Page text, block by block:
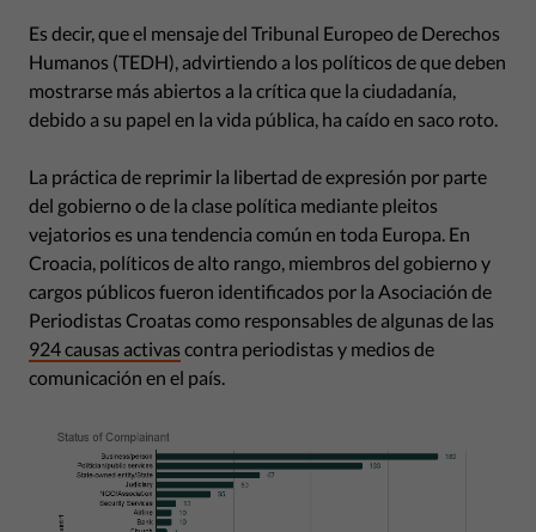
Es decir, que el mensaje del Tribunal Europeo de Derechos
Humanos (TEDH), advirtiendo a los políticos de que deben
mostrarse más abiertos a la crítica que la ciudadanía,
debido a su papel en la vida pública, ha caído en saco roto.
La práctica de reprimir la libertad de expresión por parte
del gobierno o de la clase política mediante pleitos
vejatorios es una tendencia común en toda Europa. En
Croacia, políticos de alto rango, miembros del gobierno y
cargos públicos fueron identificados por la Asociación de
Periodistas Croatas como responsables de algunas de las
924 causas activas contra periodistas y medios de
comunicación en el país.